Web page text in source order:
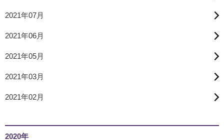
2021年07月
2021年06月
2021年05月
2021年03月
2021年02月
2020年